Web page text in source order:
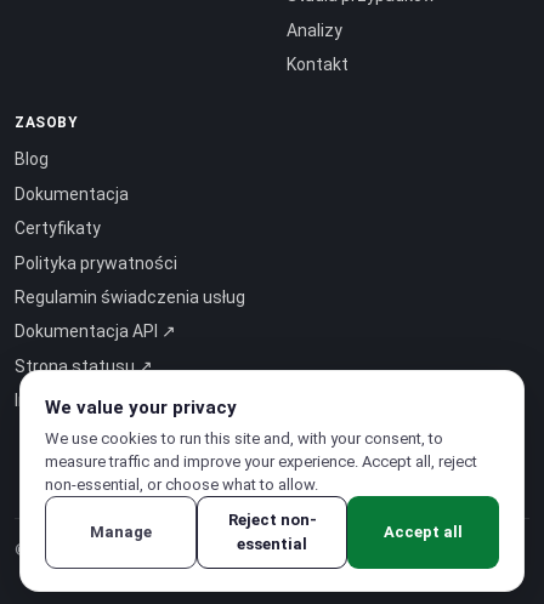
Analizy
Kontakt
ZASOBY
Blog
Dokumentacja
Certyfikaty
Polityka prywatności
Regulamin świadczenia usług
Dokumentacja API ↗
Strona statusu ↗
Inteligencja jako usługa ↗
© 2026 CloudSigma Holding AG.Wszelkie prawa zastrzeżone
We value your privacy
We use cookies to run this site and, with your consent, to
measure traffic and improve your experience. Accept all, reject
non-essential, or choose what to allow.
Manage
Reject non-
essential
Accept all